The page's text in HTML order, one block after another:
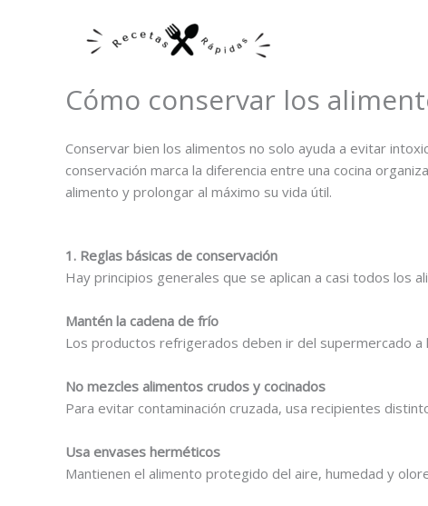
Cómo conservar los
Conservar bien los alimentos no solo ayuda a evitar
conservación marca la diferencia entre una cocina
alimento y prolongar al máximo su vida útil.
1. Reglas básicas de conservación
Hay principios generales que se aplican a casi todos los
Mantén la cadena de frío
Los productos refrigerados deben ir del supermercado a
No mezcles alimentos crudos y cocinados
Para evitar contaminación cruzada, usa recipientes
Usa envases herméticos
Mantienen el alimento protegido del aire, humedad y